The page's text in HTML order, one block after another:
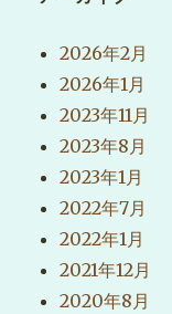
2026年2月
2026年1月
2023年11月
2023年8月
2023年1月
2022年7月
2022年1月
2021年12月
2020年8月